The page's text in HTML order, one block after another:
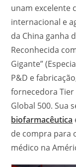
unam excelente
internacional e
da China ganha
Reconhecida
Gigante”
P&D e
fornecedora
Global 500. Sua
biofarmacêutica
de compra para
médico na